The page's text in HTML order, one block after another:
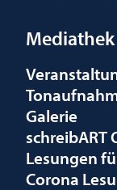
Mediathek
Galerie
schreibART
Lesungen
Corona